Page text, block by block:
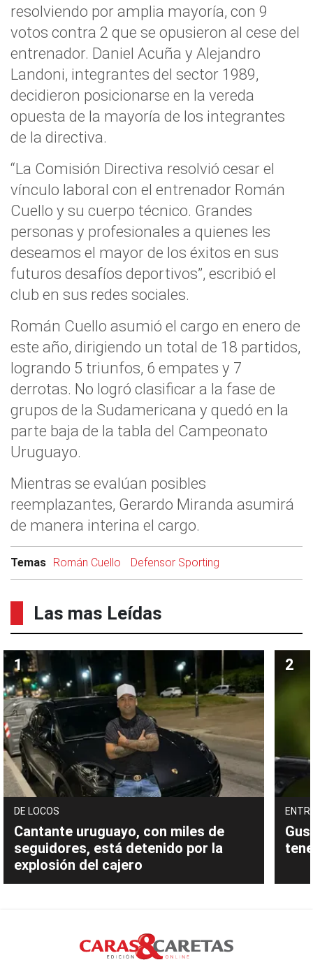
resolviendo por amplia mayoría, con 9
votos contra 2 que se opusieron al cese del
entrenador. Daniel Acuña y Alejandro
Landoni, integrantes del sector 1989,
decidieron posicionarse en la vereda
opuesta de la mayoría de los integrantes
de la directiva.
“La Comisión Directiva resolvió cesar el
vínculo laboral con el entrenador Román
Cuello y su cuerpo técnico. Grandes
personas y profesionales a quienes les
deseamos el mayor de los éxitos en sus
futuros desafíos deportivos”, escribió el
club en sus redes sociales.
Román Cuello asumió el cargo en enero de
este año, dirigiendo un total de 18 partidos,
logrando 5 triunfos, 6 empates y 7
derrotas. No logró clasificar a la fase de
grupos de la Sudamericana y quedó en la
parte baja de la tabla del Campeonato
Uruguayo.
Mientras se evalúan posibles
reemplazantes, Gerardo Miranda asumirá
de manera interina el cargo.
Temas Román Cuello Defensor Sporting
Las mas Leídas
DE LOCOS
Cantante uruguayo, con miles de
seguidores, está detenido por la
explosión del cajero